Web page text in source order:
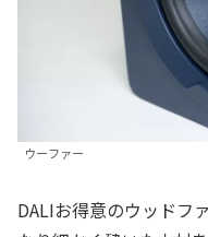
ウーファー
DALIお得意のウッドフ